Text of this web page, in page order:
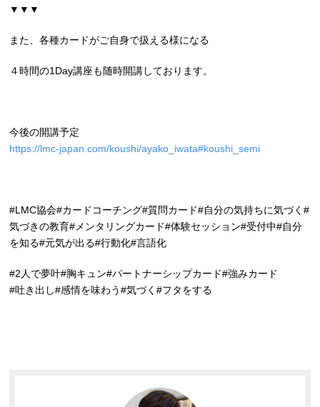
▼▼▼
また、各種カードがご自身で扱える様になる
４時間の1Day講座も随時開講しております。
今後の開講予定
https://lmc-japan.com/koushi/ayako_iwata#koushi_semi
#LMC協会#カードコーチング#質問カード#自分の気持ちに気づく#
気づきの教育#メンタリングカード#体験セッション#受付中#自分
を知る#元気が出る#行動化#言語化
#2人で夢叶#胸キュン#パートナーシップカード#強みカード
#吐き出し#感情を味わう#気づく#フタをする